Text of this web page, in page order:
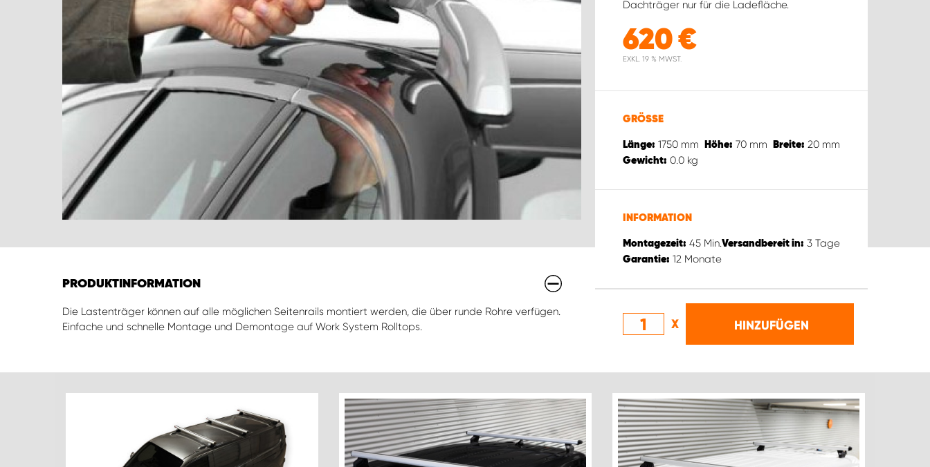
Dachträger nur für die Ladefläche.
620€
EXKL. 19 % MWST.
GRÖSSE
Länge: 1750 mm Höhe: 70 mm Breite: 20 mm
Gewicht: 0.0 kg
INFORMATION
Montagezeit: 45 Min.Versandbereit in: 3 Tage
Garantie: 12 Monate
X HINZUFÜGEN
PRODUKTINFORMATION
Die Lastenträger können auf alle möglichen Seitenrails montiert werden, die über runde Rohre verfügen.
Einfache und schnelle Montage und Demontage auf Work System Rolltops.